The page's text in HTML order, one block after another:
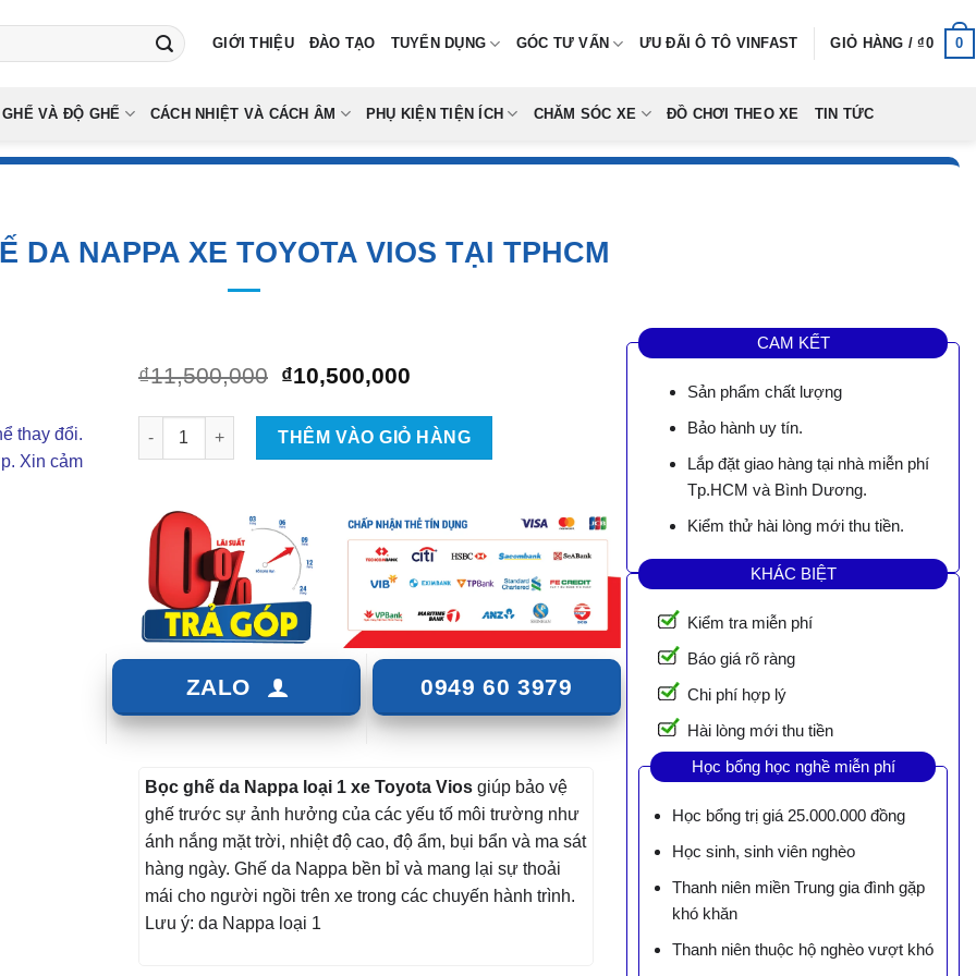
GIỚI THIỆU ĐÀO TẠO TUYỂN DỤNG GÓC TƯ VẤN ƯU ĐÃI Ô TÔ VINFAST GIỎ HÀNG /₫0 0
VÀ ĐỘ GHẾ CÁCH NHIỆT VÀ CÁCH ÂM PHỤ KIỆN TIỆN ÍCH CHĂM SÓC XE ĐỒ CHƠI THEO XE TIN TỨC
DA NAPPA XE TOYOTA VIOS TẠI TPHCM
thay đổi.
Xin cảm
₫11,500,000 Giá
là:
₫11,500,000.
₫10,500,000
tại
là:
₫10,500,000.
Bọc Ghế Da Nappa Xe Toyota Vios Tại TPHCM số lượng
THÊM VÀO GIỎ HÀNG
ZALO 0949 60 3979
Bọc ghế da Nappa loại 1 xe Toyota Vios giúp bảo vệ
ghế trước sự ảnh hưởng của các yếu tố môi trường như
ánh nắng mặt trời, nhiệt độ cao, độ ẩm, bụi bẩn và ma sát
hàng ngày. Ghế da Nappa bền bỉ và mang lại sự thoải
mái cho người ngồi trên xe trong các chuyến hành trình.
Lưu ý: da Nappa loại 1
CAM KẾT
Sản phẩm chất lượng
Bảo hành uy tín.
Lắp đặt giao hàng tại nhà miễn phí
Tp.HCM và Bình Dương.
Kiểm thử hài lòng mới thu tiền.
KHÁC BIỆT
Kiểm tra miễn phí
Báo giá rõ ràng
Chi phí hợp lý
Hài lòng mới thu tiền
Học bổng học nghề miễn phí
Học bổng trị giá 25.000.000 đồng
Học sinh, sinh viên nghèo
Thanh niên miền Trung gia đình gặp
khó khăn
Thanh niên thuộc hộ nghèo vượt khó